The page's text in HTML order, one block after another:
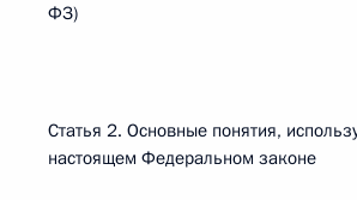
ФЗ)
Статья 2. Основные понятия,
настоящем Федеральном законе